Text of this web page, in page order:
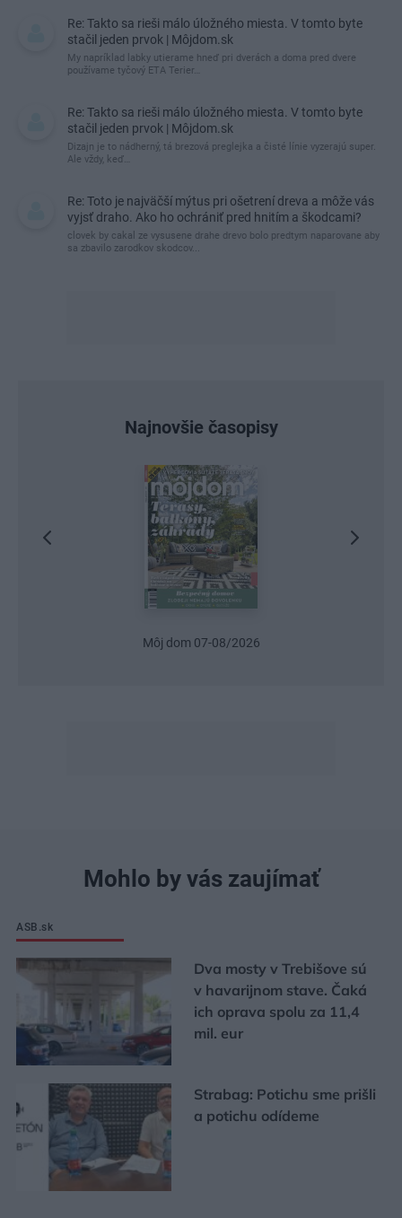
Re: Takto sa rieši málo úložného miesta. V tomto byte
stačil jeden prvok | Môjdom.sk
My napríklad labky utierame hneď pri dverách a doma pred dvere
používame tyčový ETA Terier…
Re: Takto sa rieši málo úložného miesta. V tomto byte
stačil jeden prvok | Môjdom.sk
Dizajn je to nádherný, tá brezová preglejka a čisté línie vyzerajú super.
Ale vždy, keď…
Re: Toto je najväčší mýtus pri ošetrení dreva a môže vás
vyjsť draho. Ako ho ochrániť pred hnitím a škodcami?
clovek by cakal ze vysusene drahe drevo bolo predtym naparovane aby
sa zbavilo zarodkov skodcov...
Najnovšie časopisy
Môj dom 07-08/2026
Mohlo by vás zaujímať
ASB.sk
Dva mosty v Trebišove sú
v havarijnom stave. Čaká
ich oprava spolu za 11,4
mil. eur
Strabag: Potichu sme prišli
a potichu odídeme